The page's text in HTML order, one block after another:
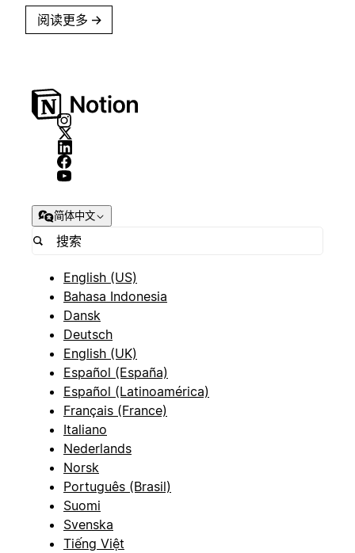
阅读更多 →
简体中文
English (US)
Bahasa Indonesia
Dansk
Deutsch
English (UK)
Español (España)
Español (Latinoamérica)
Français (France)
Italiano
Nederlands
Norsk
Português (Brasil)
Suomi
Svenska
Tiếng Việt